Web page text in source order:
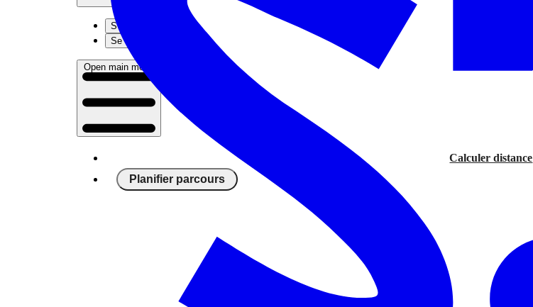
S'inscrire
Se connecter
Open main menu
Calculer distance
Planifier parcours